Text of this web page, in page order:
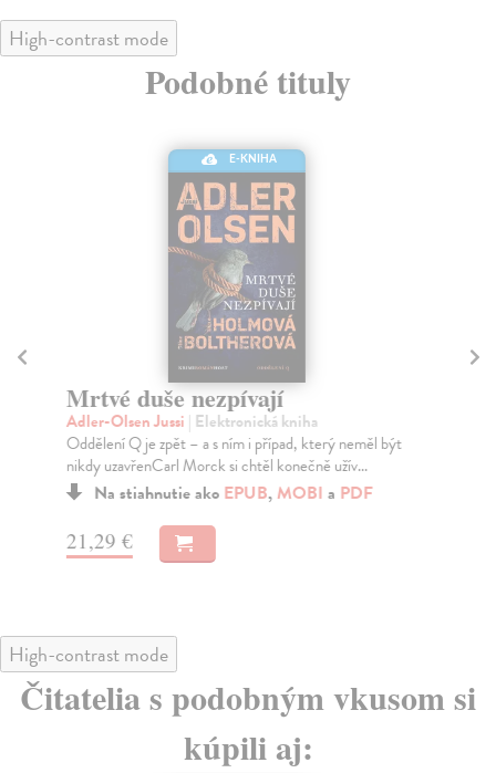
High-contrast mode
Podobné tituly
E-KNIHA
Mrtvé duše nezpívají
Adler-Olsen Jussi | Elektronická kniha
Oddělení Q je zpět – a s ním i případ, který neměl být
nikdy uzavřenCarl Morck si chtěl konečně užív...
Na stiahnutie ako EPUB,MOBI a PDF
21,29 €
High-contrast mode
Čitatelia s podobným vkusom si
kúpili aj: